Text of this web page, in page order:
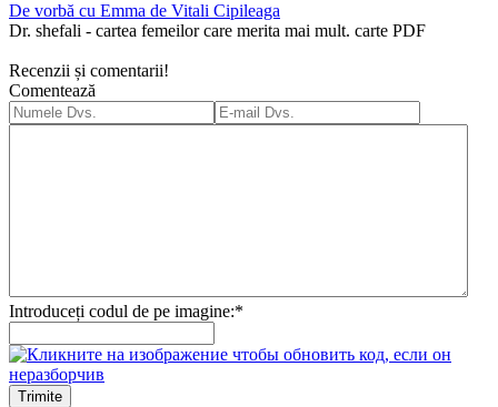
De vorbă cu Emma de Vitali Cipileaga
Dr. shefali - cartea femeilor care merita mai mult. carte PDF
Recenzii și comentarii!
Comentează
Introduceți codul de pe imagine:*
Trimite